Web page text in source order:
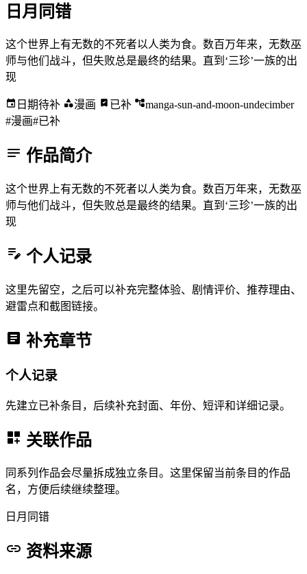
日月同错
这个世界上有无数的不死者以人类为食。数百万年来，无数巫
师与他们战斗，但失败总是最终的结果。直到‘三珍’一族的出
现
日期待补 漫画 已补
manga-sun-and-moon-undecimber
#漫画#已补
作品简介
这个世界上有无数的不死者以人类为食。数百万年来，无数巫
师与他们战斗，但失败总是最终的结果。直到‘三珍’一族的出
现
个人记录
这里先留空，之后可以补充完整体验、剧情评价、推荐理由、
避雷点和截图链接。
补充章节
个人记录
先建立已补条目，后续补充封面、年份、短评和详细记录。
关联作品
同系列作品会尽量拆成独立条目。这里保留当前条目的作品
名，方便后续继续整理。
日月同错
资料来源